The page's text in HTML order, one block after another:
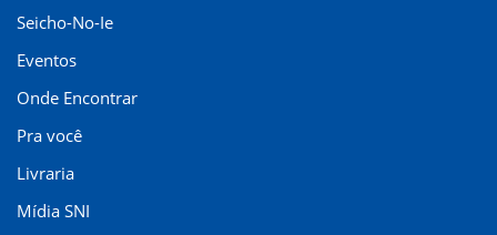
Seicho-No-Ie
Eventos
Onde Encontrar
Pra você
Livraria
Mídia SNI